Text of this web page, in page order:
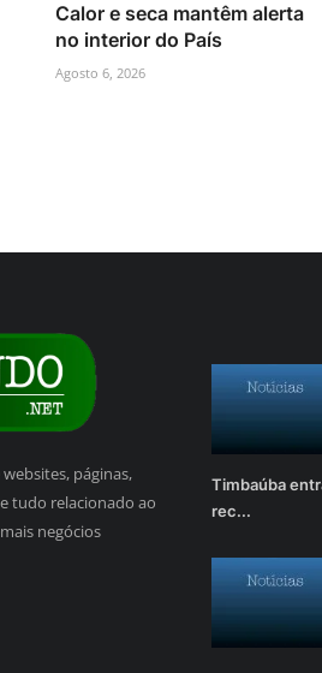
Calor e seca mantêm alerta
no interior do País
Agosto 6, 2026
páginas,
tudo relacionado ao
negócios
Timbaúba
rec...